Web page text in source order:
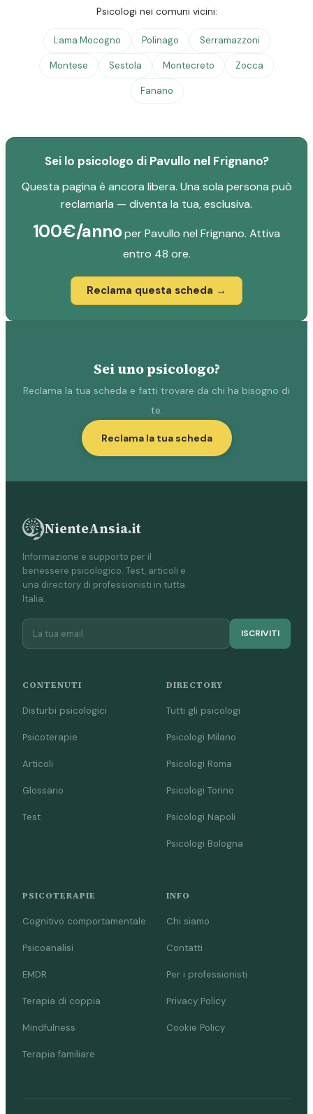
Psicologi nei comuni vicini:
Lama Mocogno Polinago Serramazzoni
Montese Sestola Montecreto Zocca
Fanano
Sei lo psicologo di Pavullo nel Frignano?
Questa pagina è ancora libera. Una sola persona può
reclamarla — diventa la tua, esclusiva.
100€/annoper Pavullo nel Frignano. Attiva
entro 48 ore.
Reclama questa scheda →
Sei uno psicologo?
Reclama la tua scheda e fatti trovare da chi ha bisogno di
te.
Reclama la tua scheda
NienteAnsia.it
Informazione e supporto per il
benessere psicologico. Test, articoli e
una directory di professionisti in tutta
Italia.
ISCRIVITI
CONTENUTI
Disturbi psicologici
Psicoterapie
Articoli
Glossario
Test
DIRECTORY
Tutti gli psicologi
Psicologi Milano
Psicologi Roma
Psicologi Torino
Psicologi Napoli
Psicologi Bologna
PSICOTERAPIE
Cognitivo comportamentale
Psicoanalisi
EMDR
Terapia di coppia
Mindfulness
Terapia familiare
INFO
Chi siamo
Contatti
Per i professionisti
Privacy Policy
Cookie Policy